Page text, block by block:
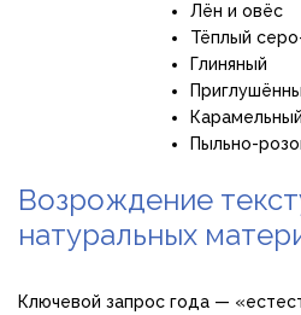
Лён и овёс
Тёплый
Глиняный
Карамельный
Пыльно-
Возрождение
натуральных
Ключевой запрос года —